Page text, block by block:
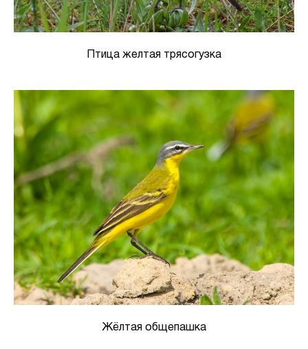
Птица желтая трясогузка
Жёлтая общепашка